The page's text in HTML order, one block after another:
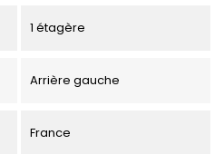
1 étagère
Arrière gauche
France